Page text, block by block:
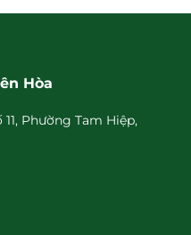
Hòa
Phường Tam Hiệp,